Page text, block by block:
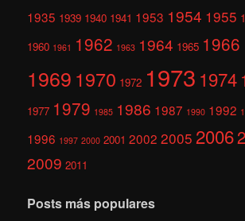
1935 1939 1940 1941 1953 1954 1955
1960 1961 1962 1963 1964 1965 1966
1969 1970 1972 1973 1974
1977 1979 1985 1986 1987 1990 1992
1996 1997 2000 2001 2002 2005 2006
2009 2011
Posts más populares